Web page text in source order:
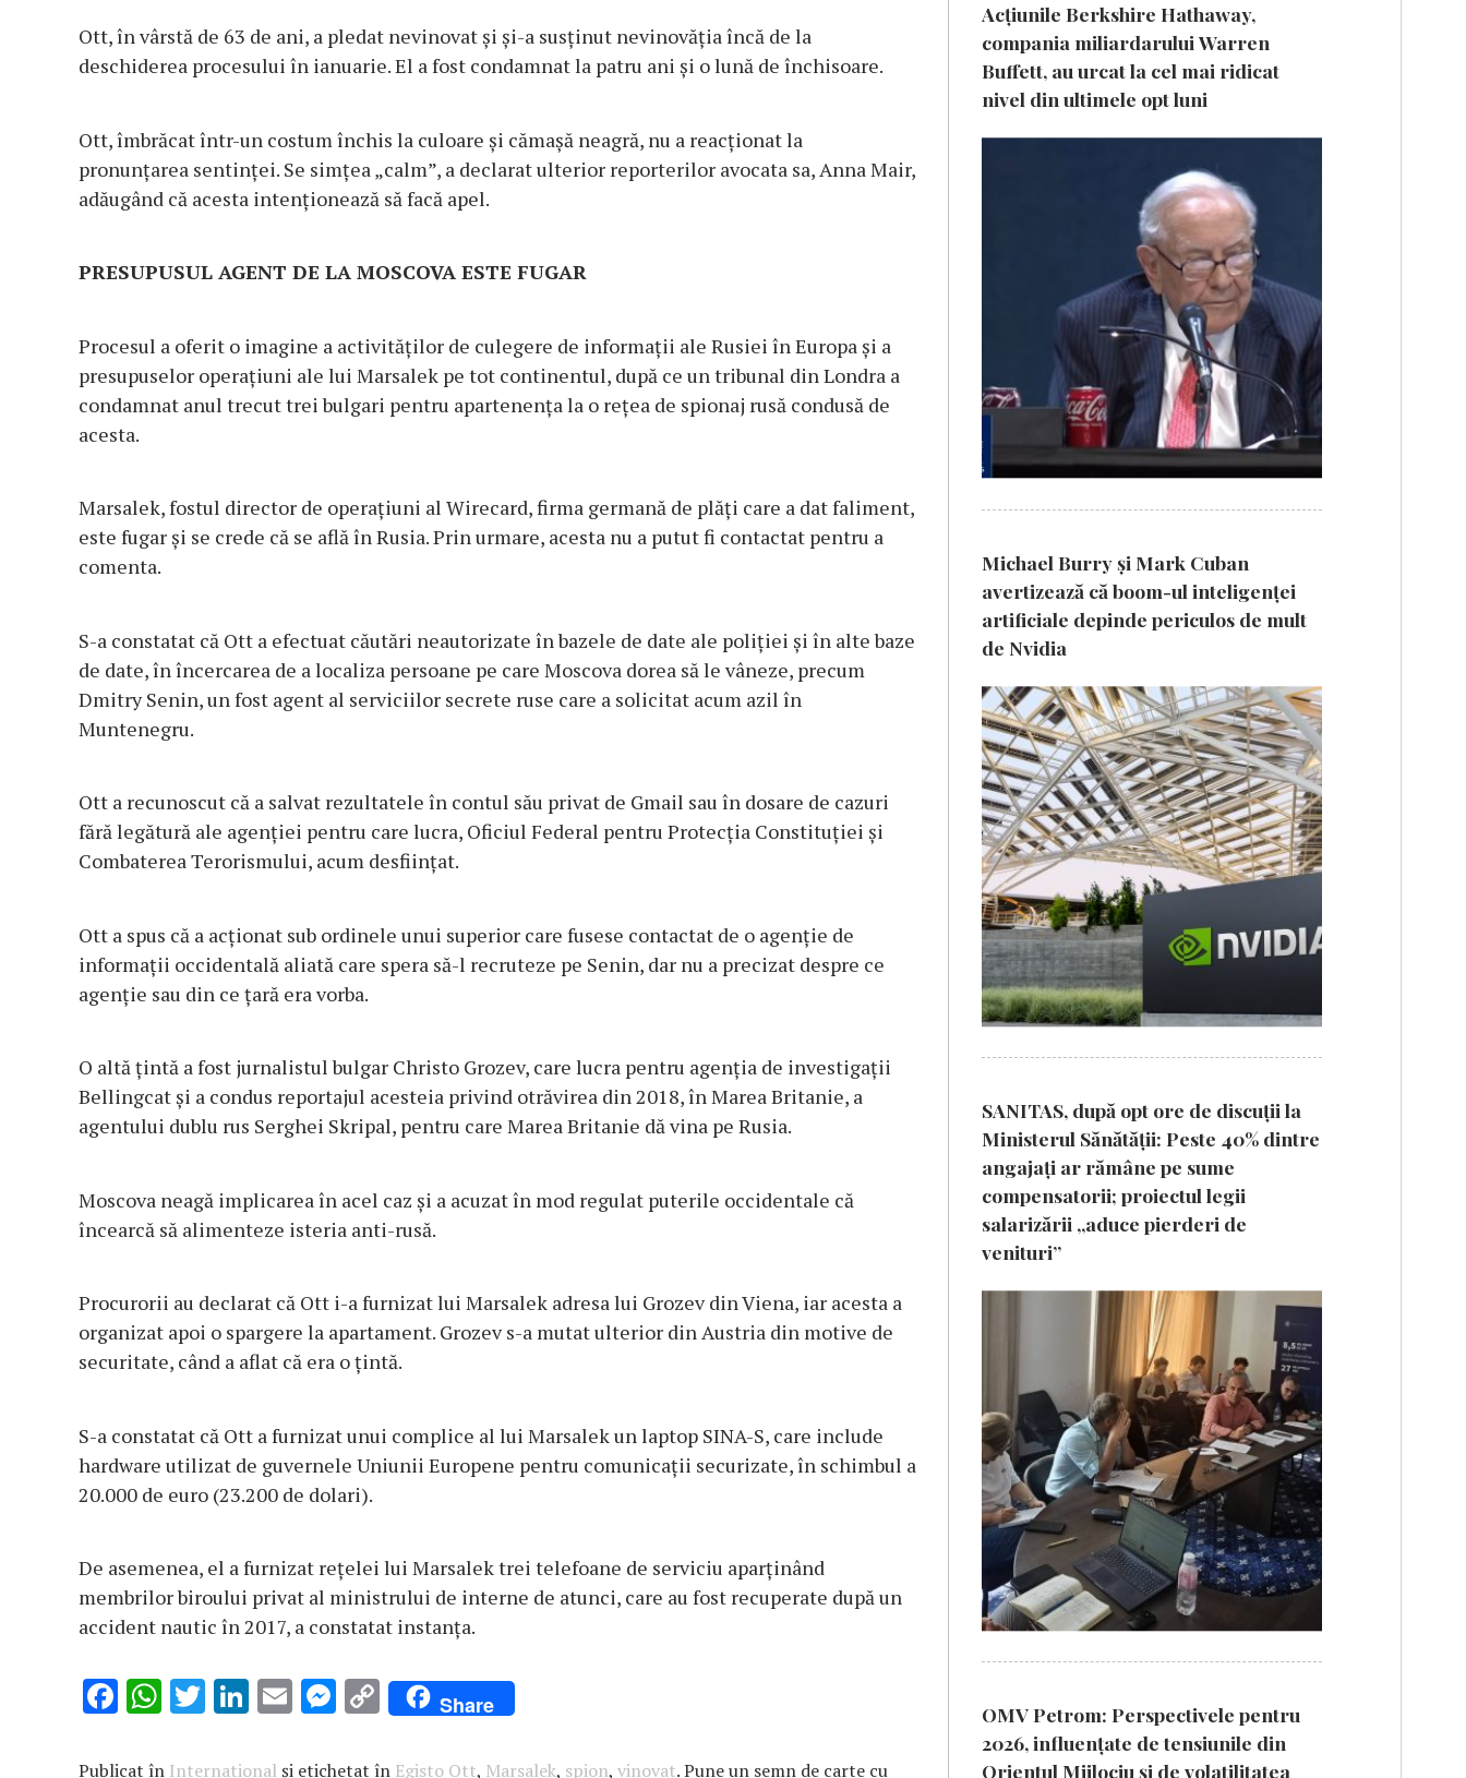
Ott, în vârstă de 63 de ani, a pledat nevinovat și și-a susținut nevinovăția încă de la
deschiderea procesului în ianuarie. El a fost condamnat la patru ani și o lună de închisoare.
Ott, îmbrăcat într-un costum închis la culoare și cămașă neagră, nu a reacționat la
pronunțarea sentinței. Se simțea „calm”, a declarat ulterior reporterilor avocata sa, Anna Mair,
adăugând că acesta intenționează să facă apel.
PRESUPUSUL AGENT DE LA MOSCOVA ESTE FUGAR
Procesul a oferit o imagine a activităților de culegere de informații ale Rusiei în Europa și a
presupuselor operațiuni ale lui Marsalek pe tot continentul, după ce un tribunal din Londra a
condamnat anul trecut trei bulgari pentru apartenența la o rețea de spionaj rusă condusă de
acesta.
Marsalek, fostul director de operațiuni al Wirecard, firma germană de plăți care a dat faliment,
este fugar și se crede că se află în Rusia. Prin urmare, acesta nu a putut fi contactat pentru a
comenta.
S-a constatat că Ott a efectuat căutări neautorizate în bazele de date ale poliției și în alte baze
de date, în încercarea de a localiza persoane pe care Moscova dorea să le vâneze, precum
Dmitry Senin, un fost agent al serviciilor secrete ruse care a solicitat acum azil în
Muntenegru.
Ott a recunoscut că a salvat rezultatele în contul său privat de Gmail sau în dosare de cazuri
fără legătură ale agenției pentru care lucra, Oficiul Federal pentru Protecția Constituției și
Combaterea Terorismului, acum desființat.
Ott a spus că a acționat sub ordinele unui superior care fusese contactat de o agenție de
informații occidentală aliată care spera să-l recruteze pe Senin, dar nu a precizat despre ce
agenție sau din ce țară era vorba.
O altă țintă a fost jurnalistul bulgar Christo Grozev, care lucra pentru agenția de investigații
Bellingcat și a condus reportajul acesteia privind otrăvirea din 2018, în Marea Britanie, a
agentului dublu rus Serghei Skripal, pentru care Marea Britanie dă vina pe Rusia.
Moscova neagă implicarea în acel caz și a acuzat în mod regulat puterile occidentale că
încearcă să alimenteze isteria anti-rusă.
Procurorii au declarat că Ott i-a furnizat lui Marsalek adresa lui Grozev din Viena, iar acesta a
organizat apoi o spargere la apartament. Grozev s-a mutat ulterior din Austria din motive de
securitate, când a aflat că era o țintă.
S-a constatat că Ott a furnizat unui complice al lui Marsalek un laptop SINA-S, care include
hardware utilizat de guvernele Uniunii Europene pentru comunicații securizate, în schimbul a
20.000 de euro (23.200 de dolari).
De asemenea, el a furnizat rețelei lui Marsalek trei telefoane de serviciu aparținând
membrilor biroului privat al ministrului de interne de atunci, care au fost recuperate după un
accident nautic în 2017, a constatat instanța.
F
e
W
at
T
it
Li
k
E
ai
M
se
C
o
p
Share
Publicat în International și etichetat în Egisto Ott, Marsalek, spion, vinovat. Pune un semn de carte cu
Acțiunile Berkshire Hathaway,
compania miliardarului Warren
Buffett, au urcat la cel mai ridicat
nivel din ultimele opt luni
Michael Burry și Mark Cuban
avertizează că boom-ul inteligenței
artificiale depinde periculos de mult
de Nvidia
SANITAS, după opt ore de discuții la
Ministerul Sănătății: Peste 40% dintre
angajați ar rămâne pe sume
compensatorii; proiectul legii
salarizării „aduce pierderi de
venituri”
OMV Petrom: Perspectivele pentru
2026, influențate de tensiunile din
Orientul Mijlociu și de volatilitatea